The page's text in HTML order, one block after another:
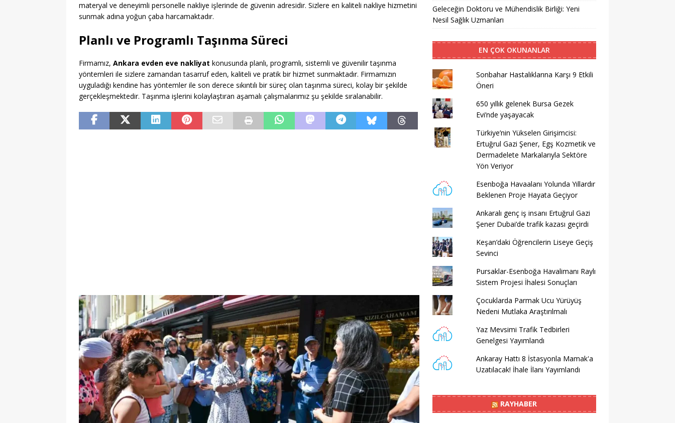
materyal ve deneyimli personelle nakliye işlerinde de güvenin adresidir. Sizlere en kaliteli nakliye hizmetini
sunmak adına yoğun çaba harcamaktadır.
Planlı ve Programlı Taşınma Süreci
Firmamız, Ankara evden eve nakliyat konusunda planlı, programlı, sistemli ve güvenilir taşınma
yöntemleri ile sizlere zamandan tasarruf eden, kaliteli ve pratik bir hizmet sunmaktadır. Firmamızın
uyguladığı kendine has yöntemler ile son derece sıkıntılı bir süreç olan taşınma süreci, kolay bir şekilde
gerçekleşmektedir. Taşınma işlerini kolaylaştıran aşamalı çalışmalarımız şu şekilde sıralanabilir.
Geleceğin Doktoru ve Mühendislik Birliği: Yeni
Nesil Sağlık Uzmanları
EN ÇOK OKUNANLAR
Sonbahar Hastalıklarına Karşı 9 Etkili
Öneri
650 yıllık gelenek Bursa Gezek
Evi’nde yaşayacak
Türkiye’nin Yükselen Girişimcisi:
Ertuğrul Gazi Şener, Egş Kozmetik ve
Dermadelete Markalarıyla Sektöre
Yön Veriyor
Esenboğa Havaalanı Yolunda Yıllardır
Beklenen Proje Hayata Geçiyor
Ankaralı genç iş insanı Ertuğrul Gazi
Şener Dubai’de trafik kazası geçirdi
Keşan’daki Öğrencilerin Liseye Geçiş
Sevinci
Pursaklar-Esenboğa Havalimanı Raylı
Sistem Projesi İhalesi Sonuçları
Çocuklarda Parmak Ucu Yürüyüş
Nedeni Mutlaka Araştırılmalı
Yaz Mevsimi Trafik Tedbirleri
Genelgesi Yayımlandı
Ankaray Hattı 8 İstasyonla Mamak'a
Uzatılacak! İhale İlanı Yayımlandı
RAYHABER